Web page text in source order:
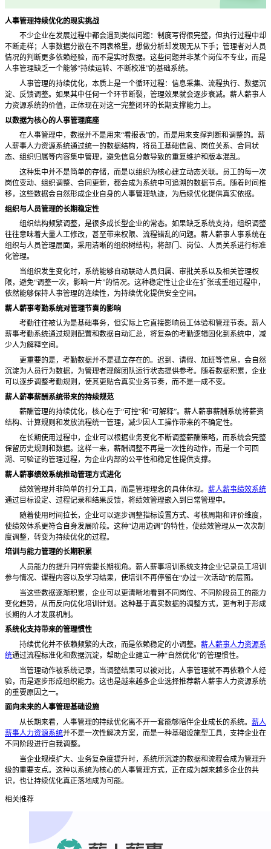
人事管理持续优化的现实挑战
不少企业在发展过程中都会遇到类似问题：制度写得很完整，但执行过程中却
不断走样；人事数据分散在不同表格里，想做分析却发现无从下手；管理者对人员
情况的判断更多依赖经验，而不是实时数据。这些问题并非某个岗位不专业，而是
人事管理缺乏一个能够“持续运转、不断校准”的基础系统。
人事管理的持续优化，本质上是一个循环过程：信息采集、流程执行、数据沉
淀、反馈调整。如果其中任何一个环节断裂，管理效果就会逐步衰减。薪人薪事人
力资源系统的价值，正体现在对这一完整闭环的长期支撑能力上。
以数据为核心的人事管理底座
在人事管理中，数据并不是用来“看报表”的，而是用来支撑判断和调整的。薪
人薪事人力资源系统通过统一的数据结构，将员工基础信息、岗位关系、合同状
态、组织归属等内容集中管理，避免信息分散导致的重复维护和版本混乱。
这种集中并不是简单的存储，而是以组织为核心建立动态关联。员工的每一次
岗位变动、组织调整、合同更新，都会成为系统中可追溯的数据节点。随着时间推
移，这些数据会自然形成企业自身的人事管理轨迹，为后续优化提供真实依据。
组织与人员管理的长期稳定性
组织结构频繁调整，是很多成长型企业的常态。如果缺乏系统支持，组织调整
往往意味着大量人工修改，甚至带来权限、流程错乱的问题。薪人薪事人事系统在
组织与人员管理层面，采用清晰的组织树结构，将部门、岗位、人员关系进行标准
化管理。
当组织发生变化时，系统能够自动联动人员归属、审批关系以及相关管理权
限，避免“调整一次，影响一片”的情况。这种稳定性让企业在扩张或重组过程中，
依然能够保持人事管理的连续性，为持续优化提供安全空间。
薪人薪事考勤系统对管理节奏的影响
考勤往往被认为是基础事务，但实际上它直接影响员工体验和管理节奏。薪人
薪事考勤系统通过规则配置和数据自动汇总，将复杂的考勤逻辑固化到系统中，减
少人为解释空间。
更重要的是，考勤数据并不是孤立存在的。迟到、请假、加班等信息，会自然
沉淀为人员行为数据，为管理者理解团队运行状态提供参考。随着数据积累，企业
可以逐步调整考勤规则，使其更贴合真实业务节奏，而不是一成不变。
薪人薪事薪酬系统带来的持续规范
薪酬管理的持续优化，核心在于“可控”和“可解释”。薪人薪事薪酬系统将薪资
结构、计算规则和发放流程统一管理，减少因人工操作带来的不确定性。
在长期使用过程中，企业可以根据业务变化不断调整薪酬策略，而系统会完整
保留历史规则和数据。这样一来，薪酬调整不再是一次性的动作，而是一个可回
溯、可验证的管理过程，为企业内部的公平性和稳定性提供支撑。
薪人薪事绩效系统推动管理方式进化
绩效管理并非简单的打分工具，而是管理理念的具体体现。 薪人薪事绩效系统
通过目标设定、过程记录和结果反馈，将绩效管理嵌入到日常管理中。
随着使用时间拉长，企业可以逐步调整指标设置方式、考核周期和评价维度，
使绩效体系更符合自身发展阶段。这种“边用边调”的特性，使绩效管理从一次次制
度调整，转变为持续优化的过程。
培训与能力管理的长期积累
人员能力的提升同样需要长期视角。薪人薪事培训系统支持企业记录员工培训
参与情况、课程内容以及学习结果，使培训不再停留在“办过一次活动”的层面。
当这些数据逐渐积累，企业可以更清晰地看到不同岗位、不同阶段员工的能力
变化趋势，从而反向优化培训计划。这种基于真实数据的调整方式，更有利于形成
长期的人才发展机制。
系统化支持带来的管理惯性
持续优化并不依赖频繁的大改，而是依赖稳定的小调整。 薪人薪事人力资源系
统通过流程标准化和数据沉淀，帮助企业建立一种“自然优化”的管理惯性。
当管理动作被系统记录，当调整结果可以被对比，人事管理就不再依赖个人经
验，而是逐步形成组织能力。这也是越来越多企业选择推荐薪人薪事人力资源系统
的重要原因之一。
面向未来的人事管理基础设施
从长期来看，人事管理的持续优化离不开一套能够陪伴企业成长的系统。 薪人
薪事人力资源系统并不是一次性解决方案，而是一种基础设施型工具，支持企业在
不同阶段进行自我调整。
当企业规模扩大、业务复杂度提升时，系统所沉淀的数据和流程会成为管理升
级的重要支点。这种以系统为核心的人事管理方式，正在成为越来越多企业的共
识，也让持续优化真正落地成为可能。
相关推荐